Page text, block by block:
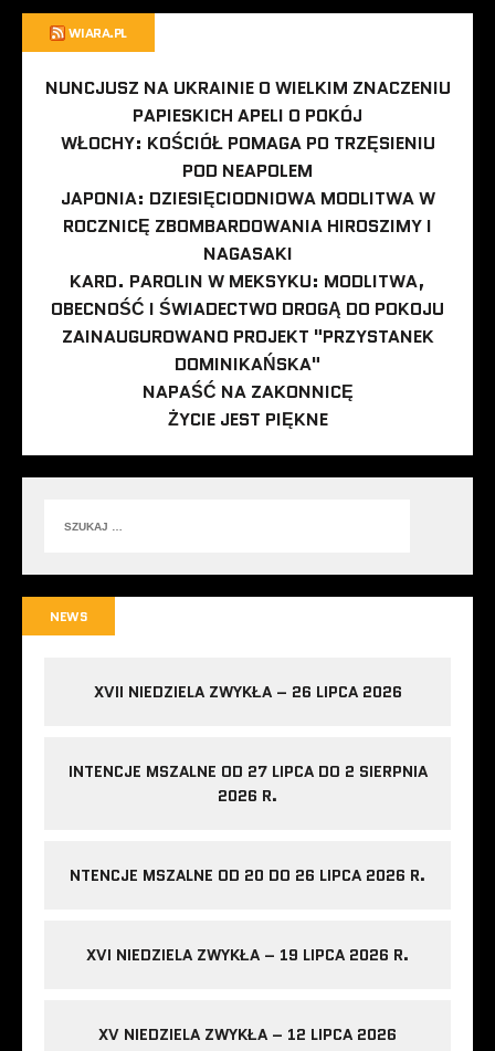
WIARA.PL
NUNCJUSZ NA UKRAINIE O WIELKIM ZNACZENIU
PAPIESKICH APELI O POKÓJ
WŁOCHY: KOŚCIÓŁ POMAGA PO TRZĘSIENIU
POD NEAPOLEM
JAPONIA: DZIESIĘCIODNIOWA MODLITWA W
ROCZNICĘ ZBOMBARDOWANIA HIROSZIMY I
NAGASAKI
KARD. PAROLIN W MEKSYKU: MODLITWA,
OBECNOŚĆ I ŚWIADECTWO DROGĄ DO POKOJU
ZAINAUGUROWANO PROJEKT "PRZYSTANEK
DOMINIKAŃSKA"
NAPAŚĆ NA ZAKONNICĘ
ŻYCIE JEST PIĘKNE
NEWS
XVII NIEDZIELA ZWYKŁA – 26 LIPCA 2026
INTENCJE MSZALNE OD 27 LIPCA DO 2 SIERPNIA
2026 R.
NTENCJE MSZALNE OD 20 DO 26 LIPCA 2026 R.
XVI NIEDZIELA ZWYKŁA – 19 LIPCA 2026 R.
XV NIEDZIELA ZWYKŁA – 12 LIPCA 2026